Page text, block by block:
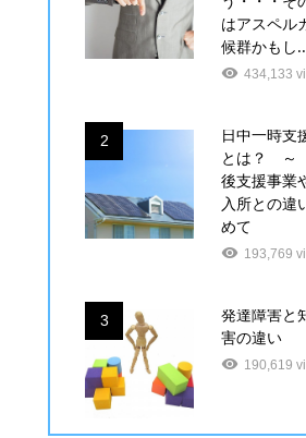
はアスペル
候群かもし
434,133
2
日中一時支
とは？ ～
後支援事業
入所との違
めて
193,769
3
発達障害と
害の違い
190,619